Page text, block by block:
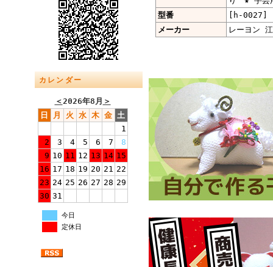
カレンダー
＜2026年8月 ＞
日
月 火 水 木 金 土
1
2
3 4 5 6 7
8
9 10 11 12 13 14 15
16 17 18 19 20 21 22
23 24 25 26 27 28 29
30 31
今日
定休日
型番
[h-0027]
メーカー
レーヨン